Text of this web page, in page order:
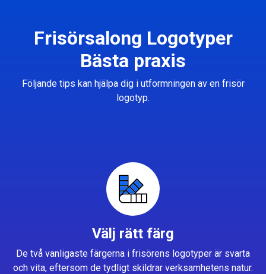
Frisörsalong Logotyper
Bästa praxis
Följande tips kan hjälpa dig i utformningen av en frisör
logotyp.
Välj rätt färg
De två vanligaste färgerna i frisörens logotyper är svarta
och vita, eftersom de tydligt skildrar verksamhetens natur.